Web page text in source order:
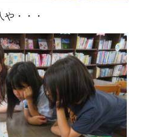
・・・